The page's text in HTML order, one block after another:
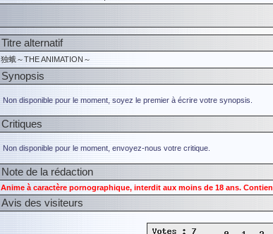
Titre alternatif
独蛾～THE ANIMATION～
Synopsis
Non disponible pour le moment, soyez le premier à écrire votre synopsis.
Critiques
Non disponible pour le moment, envoyez-nous votre critique.
Note de la rédaction
Anime à caractère pornographique, interdit aux moins de 18 ans.
Avis des visiteurs